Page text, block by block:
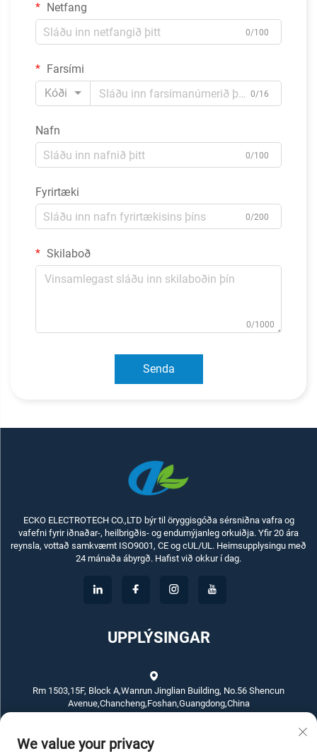
Netfang
0/100
Farsími
Kóði
0/16
Nafn
0/100
Fyrirtæki
0/200
Skilaboð
0/1000
Senda
ECKO ELECTROTECH CO.,LTD býr til öryggisgóða sérsniðna vafra og
vafefni fyrir iðnaðar-, heilbrigðis- og endurnýjanleg orkuiðja. Yfir 20 ára
reynsla, vottað samkvæmt ISO9001, CE og cUL/UL. Heimsupplysingu með
24 mánaða ábyrgð. Hafist við okkur í dag.
UPPLÝSINGAR
Rm 1503,15F, Block A,Wanrun Jinglian Building, No.56 Shencun
Avenue,Chancheng,Foshan,Guangdong,China
+86-757-83789311
We value your privacy